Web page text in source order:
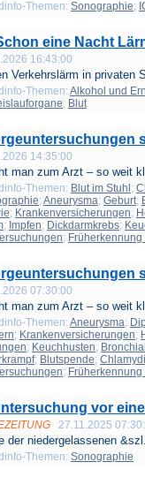
Themen: Sonographie;
eine Nacht
16:43:00
Verkehrslärm in privaten
Themen: Alkohol und
; Blut
14:35:00
man zum Arzt – so weit
Themen: Blut im Stuhl ;
; Aneurysma; Geburt;
; Krankenversicherungen;
; Impfen; Dickdarmkrebs;
;
07:30:00
man zum Arzt – so weit
Themen: Aneurysma;
; Krankenversicherungen;
; Keuchhusten;
; Blutspende;
;
vor
27.11.2025
der niedergelassenen
Themen: Sonographie